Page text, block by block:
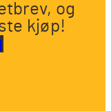
og
kjøp!